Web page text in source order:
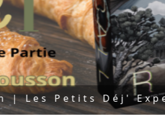
Déj' Experts -